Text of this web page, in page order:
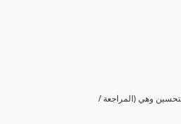
وهي (المراجعة /